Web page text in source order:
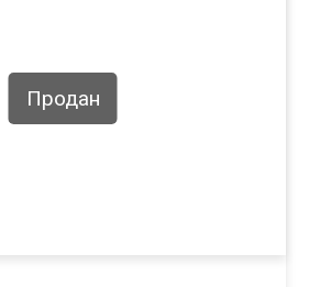
Продан